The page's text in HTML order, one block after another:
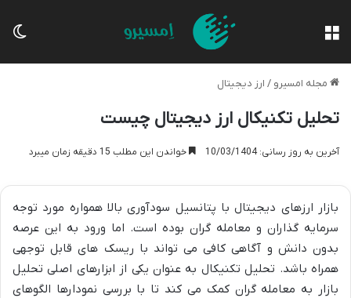
مجله امسیرو / ارز دیجیتال
تحلیل تکنیکال ارز دیجیتال چیست
آخرین به روز رسانی: 10/03/1404 خواندن این مطلب 15 دقیقه زمان میبرد
بازار ارزهای دیجیتال با پتانسیل سودآوری بالا همواره مورد توجه
سرمایه گذاران و معامله گران بوده است. اما ورود به این عرصه
بدون دانش و آگاهی کافی می تواند با ریسک های قابل توجهی
همراه باشد. تحلیل تکنیکال به عنوان یکی از ابزارهای اصلی تحلیل
بازار به معامله گران کمک می کند تا با بررسی نمودارها الگوهای